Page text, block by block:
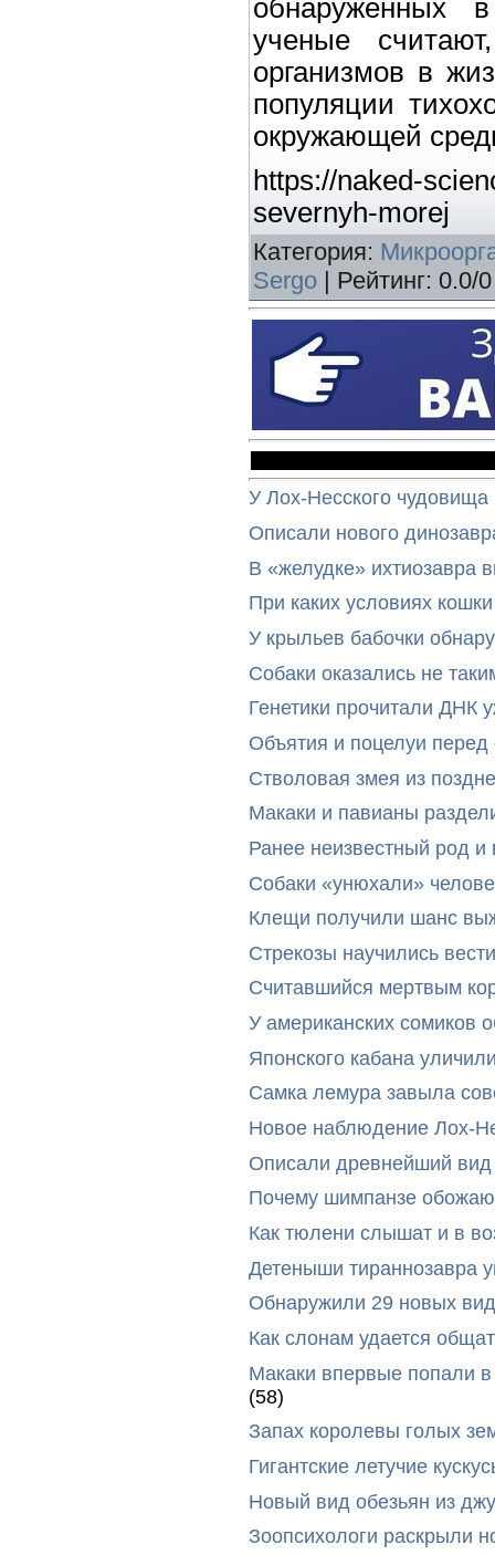
обнаруженных
ученые
организмов в
популяции
окружающей
https://naked-
severnyh-morej
Категория:
Sergo
Рейтинг: 0.0/0
У Лох-Несского
Описали нового
В «желудке» ихтиозавра
При каких условиях
У крыльев бабочки
Собаки оказались не
Генетики прочитали ДНК
Объятия и поцелуи
Стволовая змея из
Макаки и павианы
Ранее неизвестный род и
Собаки «унюхали»
Клещи получили шанс
Стрекозы научились
Считавшийся мертвым
У американских сомиков
Японского кабана
Самка лемура завыла
Новое наблюдение Лох-
Описали древнейший
Почему шимпанзе
Как тюлени слышат и в
Детеныши тираннозавра
Обнаружили 29 новых
Как слонам удается
Макаки впервые попали
(58)
Запах королевы голых
Гигантские летучие
Новый вид обезьян из
Зоопсихологи раскрыли